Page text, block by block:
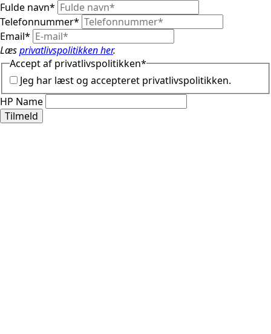
Fulde navn*
Telefonnummer*
Email*
Læsprivatlivspolitikken her.
Accept af privatlivspolitikken*
Jeg har læst og accepteret privatlivspolitikken.
HP Name
Tilmeld